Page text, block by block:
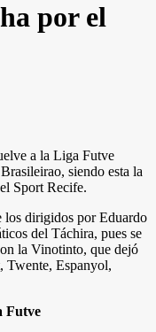
por el
a la Liga Futve
siendo esta la
Sport Recife.
los dirigidos por Eduardo
del Táchira, pues se
la Vinotinto, que dejó
Twente, Espanyol,
Futve